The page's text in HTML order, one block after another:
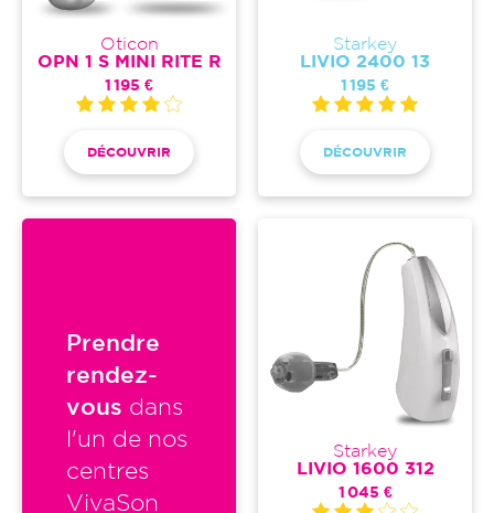
Oticon
OPN 1 S MINI RITE R
1 195 €
DÉCOUVRIR
Starkey
LIVIO 2400 13
1 195 €
DÉCOUVRIR
Prendre
rendez-
vous dans
l'un de nos
centres
VivaSon
Starkey
LIVIO 1600 312
1 045 €